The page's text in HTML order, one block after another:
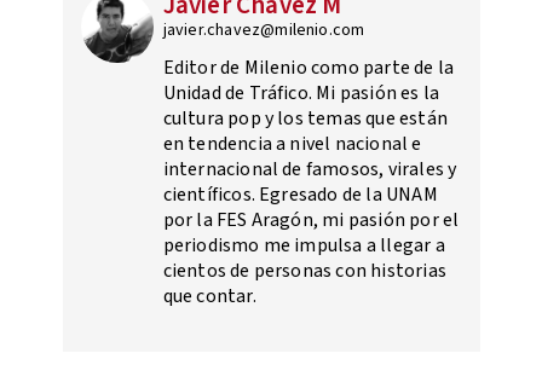
javier.chavez@milenio.com
Editor de Milenio como parte de la
Unidad de Tráfico. Mi pasión es la
cultura pop y los temas que están
en tendencia a nivel nacional e
internacional de famosos, virales y
científicos. Egresado de la UNAM
por la FES Aragón, mi pasión por el
periodismo me impulsa a llegar a
cientos de personas con historias
que contar.